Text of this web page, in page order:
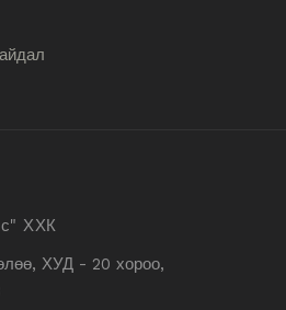
ХХК
ХУД - 20 хороо,